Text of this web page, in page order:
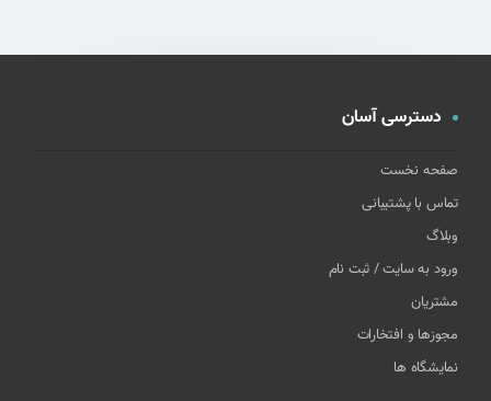
دسترسی آسان
صفحه نخست
تماس با پشتیبانی
وبلاگ
ورود به سایت / ثبت نام
مشتریان
مجوزها و افتخارات
نمایشگاه ها